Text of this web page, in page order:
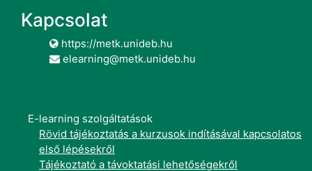
Kapcsolat
https://metk.unideb.hu
elearning@metk.unideb.hu
E-learning szolgáltatások
Rövid tájékoztatás a kurzusok indításával kapcsolatos
első lépésekről
Tájékoztató a távoktatási lehetőségekről